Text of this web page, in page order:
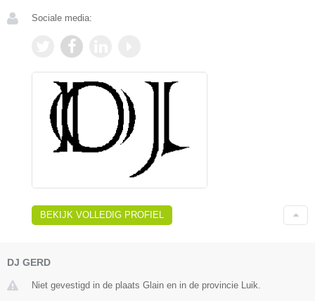
Sociale media:
BEKIJK VOLLEDIG PROFIEL
DJ GERD
Niet gevestigd in de plaats Glain en in de provincie Luik.